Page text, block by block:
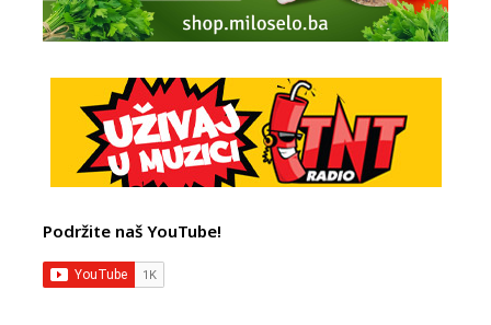
Podržite naš YouTube!